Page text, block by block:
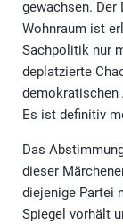
gewachsen. Der
Wohnraum ist
Sachpolitik nur
deplatzierte
demokratischen
Es ist definitiv
Das
dieser
diejenige Partei
Spiegel vorhält